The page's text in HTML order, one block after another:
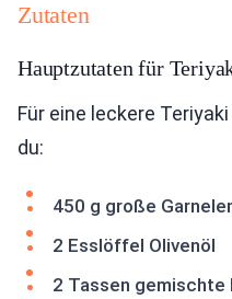
Zutaten
Hauptzutaten für
Für eine leckere
du:
450 g große
2 Esslöffel Olivenöl
2 Tassen gemischte